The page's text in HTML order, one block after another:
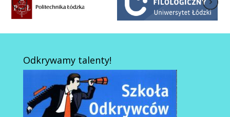
Odkrywamy talenty!